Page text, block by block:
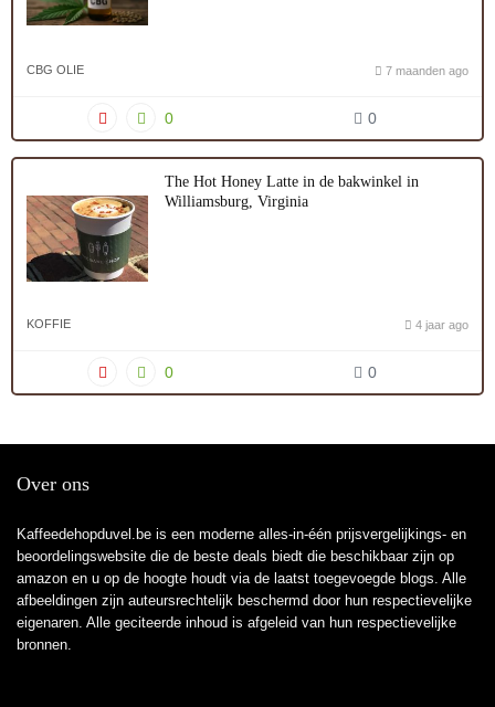
CBG OLIE 7 maanden ago
0 0
The Hot Honey Latte in de bakwinkel in
Williamsburg, Virginia
KOFFIE 4 jaar ago
0 0
Over ons
Kaffeedehopduvel.be is een moderne alles-in-één prijsvergelijkings- en
beoordelingswebsite die de beste deals biedt die beschikbaar zijn op
amazon en u op de hoogte houdt via de laatst toegevoegde blogs. Alle
afbeeldingen zijn auteursrechtelijk beschermd door hun respectievelijke
eigenaren. Alle geciteerde inhoud is afgeleid van hun respectievelijke
bronnen.